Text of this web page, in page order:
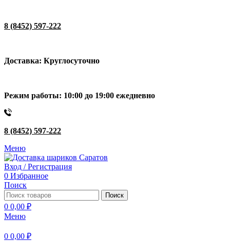
8 (8452) 597-222
Доставка: Круглосуточно
Режим работы: 10:00 до 19:00 ежедневно
8 (8452) 597-222
Меню
Вход / Регистрация
0 Избранное
Поиск
Поиск
0 0,00 ₽
Меню
0 0,00 ₽